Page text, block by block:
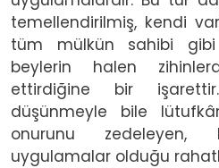
temellendirilmiş, kendi
tüm mülkün sahibi gibi
beylerin halen
ettirdiğine bir
düşünmeyle bile
onurunu zedeleyen,
uygulamalar olduğu